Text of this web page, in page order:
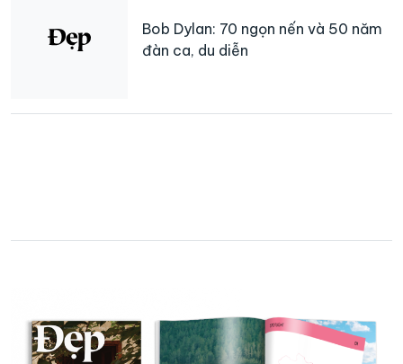
Bob Dylan: 70 ngọn nến và 50 năm
đàn ca, du diễn